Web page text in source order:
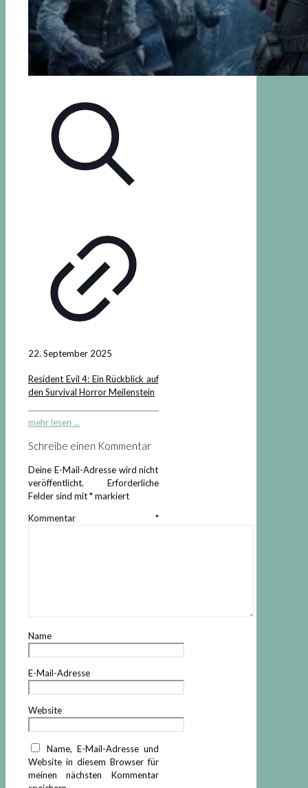
22. September 2025
Resident Evil 4: Ein Rückblick auf
den Survival Horror Meilenstein
mehr lesen ...
Schreibe einen Kommentar
Deine E-Mail-Adresse wird nicht
veröffentlicht.
Erforderliche
Felder sind mit*markiert
Kommentar *
Name
E-Mail-Adresse
Website
Name, E-Mail-Adresse und
Website in diesem Browser für
meinen nächsten Kommentar